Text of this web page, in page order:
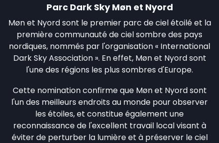
Parc Dark Sky Møn et Nyord
Møn et Nyord sont le premier parc de ciel étoilé et la
première communauté de ciel sombre des pays
nordiques, nommés par l'organisation « International
Dark Sky Association ». En effet, Møn et Nyord sont
l'une des régions les plus sombres d'Europe.
Cette nomination confirme que Møn et Nyord sont
l'un des meilleurs endroits au monde pour observer
les étoiles, et constitue également une
reconnaissance de l'excellent travail local visant à
éviter de perturber la lumière et à préserver le ciel